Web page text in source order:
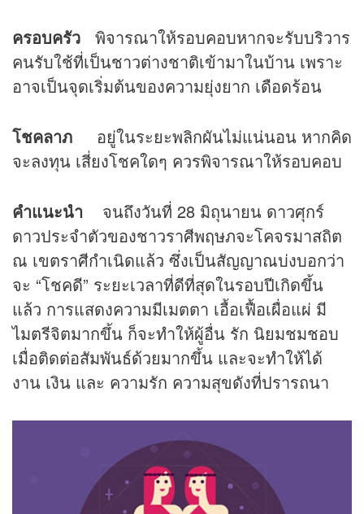
ครอบครัว พิจารณาให้รอบคอบหากจะรับบริวาร
คนรับใช้ที่เป็นชาวต่างชาติเข้ามาในบ้าน เพราะ
อาจเป็นจุดเริ่มต้นของความยุ่งยาก เดือดร้อน
โชคลาภ อยู่ในระยะพลิกผันไม่แน่นอน หากคิด
จะลงทุน เสี่ยงโชคใดๆ ควรพิจารณาให้รอบคอบ
คำแนะนำ จนถึงวันที่ 28 มิถุนายน ดาวศุกร์
ดาวประจำตัวของชาวราศีพฤษภจะโคจรมาสถิต
ณ เขตราศีกำเนิดแล้ว ซึ่งเป็นสัญญาณบ่งบอกว่า
จะ “โชคดี” ระยะเวลาที่ดีที่สุดในรอบปีเกิดขึ้น
แล้ว การแสดงความมีเมตตา เอื้อเฟื้อเผื่อแผ่ มี
ไมตรีจิตมากขึ้น ก็จะทำให้ผู้อื่น รัก นิยมชมชอบ
เมื่อติดต่อสัมพันธ์ด้วยมากขึ้น และจะทำให้ได้
งาน เงิน และ ความรัก ความสุขดังที่ปรารถนา